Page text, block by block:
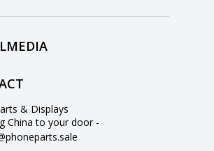
& Displays
China to your door -